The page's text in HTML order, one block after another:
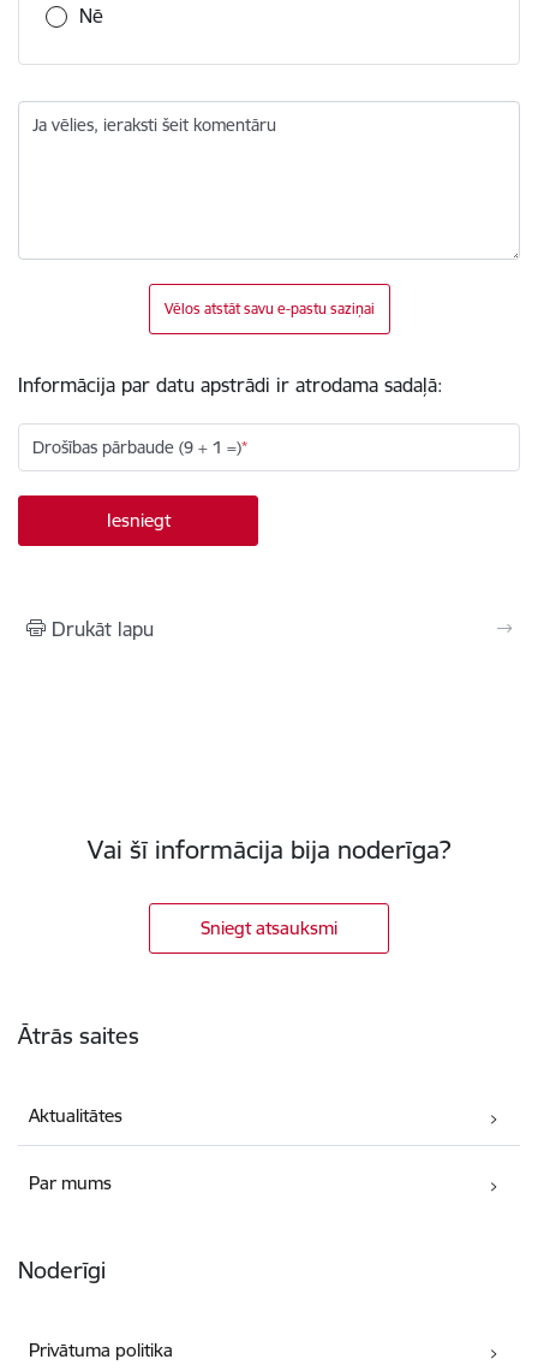
Nē
Ja vēlies, ieraksti šeit komentāru
Vēlos atstāt savu e-pastu saziņai
Informācija par datu apstrādi ir atrodama sadaļā:
Drošības pārbaude (9 + 1 =)
Drukāt lapu
Vai šī informācija bija noderīga?
Sniegt atsauksmi
Ātrās saites
Aktualitātes
Par mums
Noderīgi
Privātuma politika